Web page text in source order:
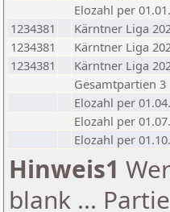
Elozahl per
1234381
Kärntner Liga
1234381
Kärntner Liga
1234381
Kärntner Liga
Gesamtpartien 3
Elozahl per
Elozahl per
Elozahl per
Hinweis1
blank ...